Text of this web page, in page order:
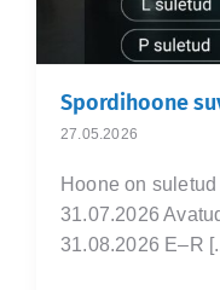
Spordihoone
27.05.2026
Hoone on
31.07.2026
31.08.2026 E–R